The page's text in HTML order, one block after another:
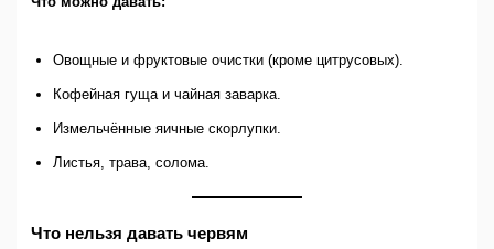
Овощные и фруктовые очистки (кроме цитрусовых).
Кофейная гуща и чайная заварка.
Измельчённые яичные скорлупки.
Листья, трава, солома.
Что нельзя давать червям